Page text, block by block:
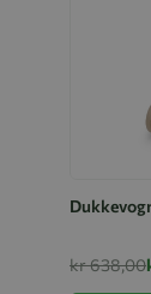
kr 638,00